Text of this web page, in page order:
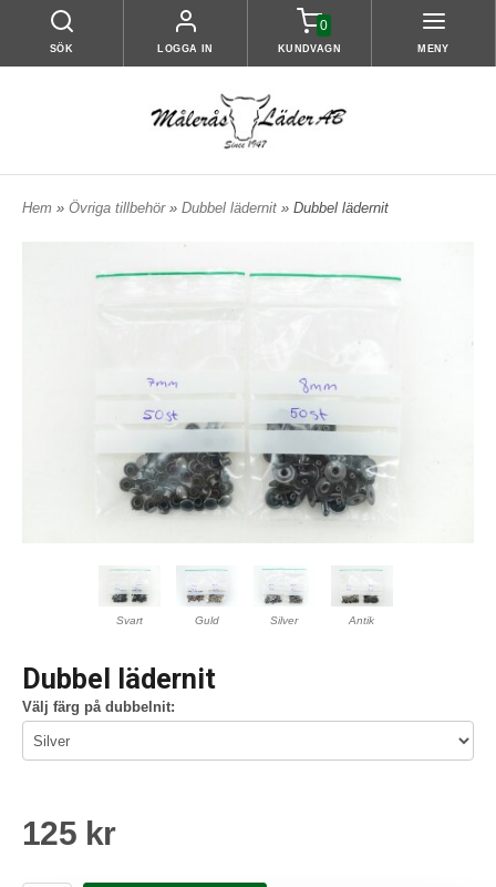
SÖK LOGGA IN
0
KUNDVAGN MENY
Hem » Övriga tillbehör » Dubbel lädernit » Dubbel lädernit
Svart Guld Silver Antik
Dubbel lädernit
Välj färg på dubbelnit:
125 kr